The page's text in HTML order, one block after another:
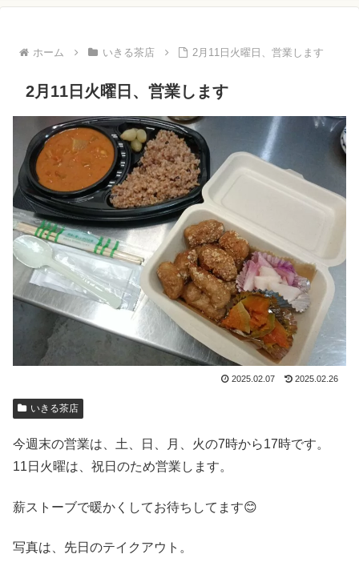
ホーム いきる茶店 2月11日火曜日、営業します
2月11日火曜日、営業します
2025.02.07 2025.02.26
いきる茶店
今週末の営業は、土、日、月、火の7時から17時です。
11日火曜は、祝日のため営業します。
薪ストーブで暖かくしてお待ちしてます😊
写真は、先日のテイクアウト。